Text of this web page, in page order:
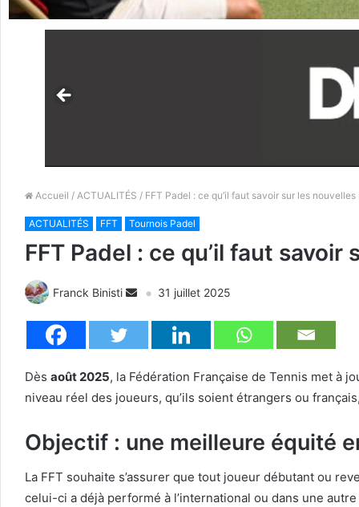
Accueil / ACTUALITÉS / FFT Padel : ce qu’il faut savoir sur les
ACTUALITÉS FFT Tournois Padel
FFT Padel : ce qu’il faut
Franck Binisti 31 juillet 2025
Dès août 2025, la Fédération Française de Tennis met à
niveau réel des joueurs, qu’ils soient étrangers ou
Objectif : une meilleure équité
La FFT souhaite s’assurer que tout joueur débutant ou
celui-ci a déjà performé à l’international ou dans une